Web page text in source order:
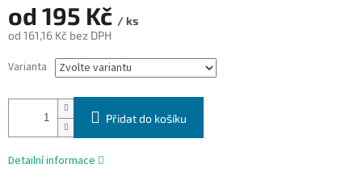
od 195 Kč / ks
od 161,16 Kč bez DPH
cena:
Varianta
Přidat do košíku
Detailní informace